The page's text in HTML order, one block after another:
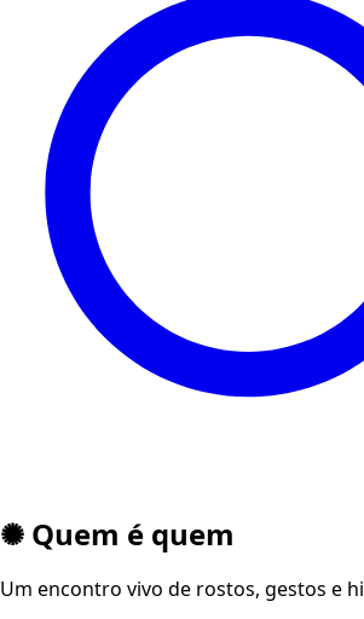
✺ Quem é quem
Um encontro vivo de rostos, gestos e